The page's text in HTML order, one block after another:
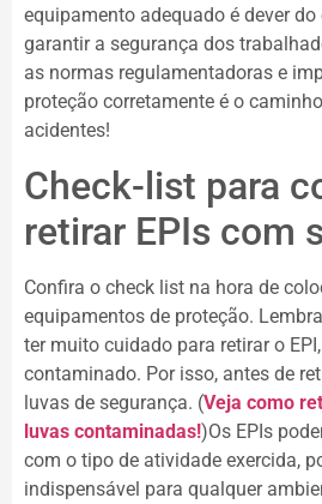
equipamento adequado é dever
garantir a segurança dos
as normas regulamentadoras e
proteção corretamente é o
acidentes!
Check-list para
retirar EPIs com
Confira o check list na hora de
equipamentos de proteção.
ter muito cuidado para retirar o
contaminado. Por isso, antes de
luvas de segurança. (Veja como
luvas contaminadas!)Os EPIs
com o tipo de atividade exercida,
indispensável para qualquer